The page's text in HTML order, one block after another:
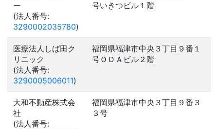
ー
(法人番号:
3290002035780)
号いきつビル１階
医療法人しば田ク
リニック
(法人番号:
3290005006011)
福岡県福津市中央３丁目９番１
号ＯＤＡビル２階
大和不動産株式会
社
(法人番号:
福岡県福津市中央３丁目９番３
３号